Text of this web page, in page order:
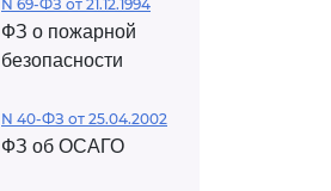
N 69-ФЗ от 21.12.1994
ФЗ о пожарной
безопасности
N 40-ФЗ от 25.04.2002
ФЗ об ОСАГО